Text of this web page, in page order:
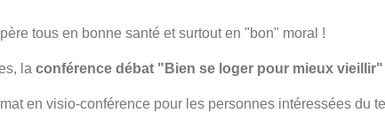
tous en bonne santé et surtout en "bon" moral !
la conférence débat "Bien se loger pour mieux vieillir"
en visio-conférence pour les personnes intéressées du